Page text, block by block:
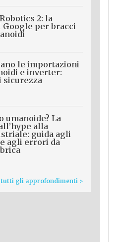
2: la
Google per bracci
le importazioni
e inverter:
sicurezza
umanoide? La
alla
guida agli
agli errori da
tutti gli approfondimenti >